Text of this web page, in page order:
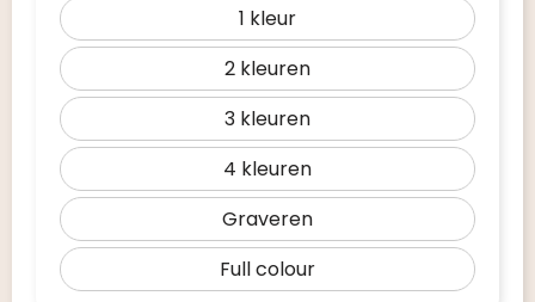
1
2
3
4
Graveren
Full colour